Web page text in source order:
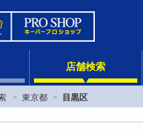
店舗検索
東京都 目黒区